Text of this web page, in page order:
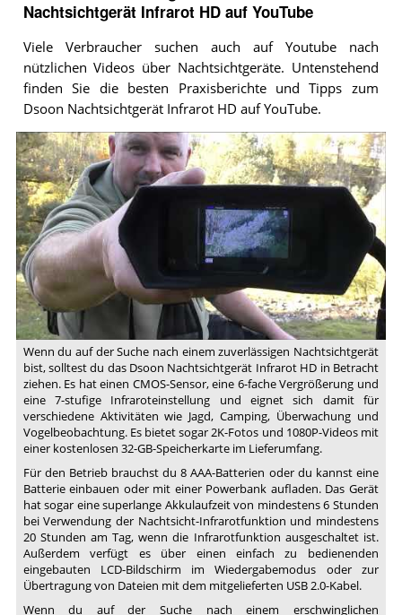
Nachtsichtgerät Infrarot HD auf YouTube
Viele Verbraucher suchen auch auf Youtube nach
nützlichen Videos über Nachtsichtgeräte. Untenstehend
finden Sie die besten Praxisberichte und Tipps zum
Dsoon Nachtsichtgerät Infrarot HD auf YouTube.
Video:
DSOON
Night
Vision
Binoculars
-
Are
they
any
good?
(Review)
Wenn du auf der Suche nach einem zuverlässigen Nachtsichtgerät
bist, solltest du das Dsoon Nachtsichtgerät Infrarot HD in Betracht
ziehen. Es hat einen CMOS-Sensor, eine 6-fache Vergrößerung und
eine 7-stufige Infraroteinstellung und eignet sich damit für
verschiedene Aktivitäten wie Jagd, Camping, Überwachung und
Vogelbeobachtung. Es bietet sogar 2K-Fotos und 1080P-Videos mit
einer kostenlosen 32-GB-Speicherkarte im Lieferumfang.
Für den Betrieb brauchst du 8 AAA-Batterien oder du kannst eine
Batterie einbauen oder mit einer Powerbank aufladen. Das Gerät
hat sogar eine superlange Akkulaufzeit von mindestens 6 Stunden
bei Verwendung der Nachtsicht-Infrarotfunktion und mindestens
20 Stunden am Tag, wenn die Infrarotfunktion ausgeschaltet ist.
Außerdem verfügt es über einen einfach zu bedienenden
eingebauten LCD-Bildschirm im Wiedergabemodus oder zur
Übertragung von Dateien mit dem mitgelieferten USB 2.0-Kabel.
Wenn du auf der Suche nach einem erschwinglichen